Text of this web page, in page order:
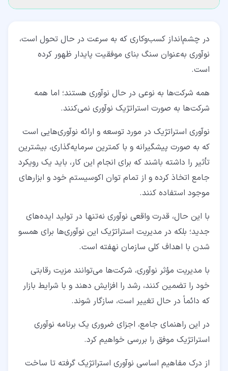
۲‏- اجزای نوآوری استراتژیک
۲‏-‏۲‏- بینش بازار و مشتری
۲‏-‏۳‏- ریسک‌پذیری و آزمایش
۲‏-‏۴‏- همکاری بین‌بخشی
۲‏-‏۵‏- تخصیص منابع
۲‏-‏۶‏- مقیاس‌پذیری و اجرا
۲‏-‏۷‏- یادگیری و سازگاری مداوم
۳‏- انواع نوآوری استراتژیک
۳‏-‏۱‏- نوآوری تحول‌آفرین
۳‏-‏۲‏- نوآوری تدریجی
۳‏-‏۳‏- نوآوری رادیکال
۴‏- مراحل استراتژی نوآوری چیست؟
در چشم‌انداز کسب‌وکاری که به‌ سرعت در حال تحول است،
نوآوری به‌عنوان سنگ بنای موفقیت پایدار ظهور کرده
است.
همه شرکت‌ها به‌ نوعی در حال نوآوری هستند؛ اما همه
شرکت‌ها به‌ صورت استراتژیک نوآوری نمی‌کنند.
نوآوری استراتژیک در مورد توسعه و ارائه نوآوری‌هایی است
که به صورت پیشگیرانه و با کمترین سرمایه‌گذاری، بیشترین
تأثیر را داشته باشند که برای انجام این کار، باید یک رویکرد
جامع اتخاذ کرده و از تمام توان اکوسیستم خود و ابزارهای
موجود استفاده کنند.
با این ‌حال، قدرت واقعی نوآوری نه‌تنها در تولید ایده‌های
جدید؛ بلکه در مدیریت استراتژیک این نوآوری‌ها برای همسو
شدن با اهداف کلی سازمان نهفته است.
با مدیریت مؤثر نوآوری، شرکت‌ها می‌توانند مزیت رقابتی
خود را تضمین کنند، رشد را افزایش دهند و با شرایط بازار
که دائماً در حال تغییر است، سازگار شوند.
در این راهنمای جامع، اجزای ضروری یک برنامه نوآوری
استراتژیک موفق را بررسی خواهیم کرد.
از درک مفاهیم اساسی نوآوری استراتژیک گرفته تا ساخت